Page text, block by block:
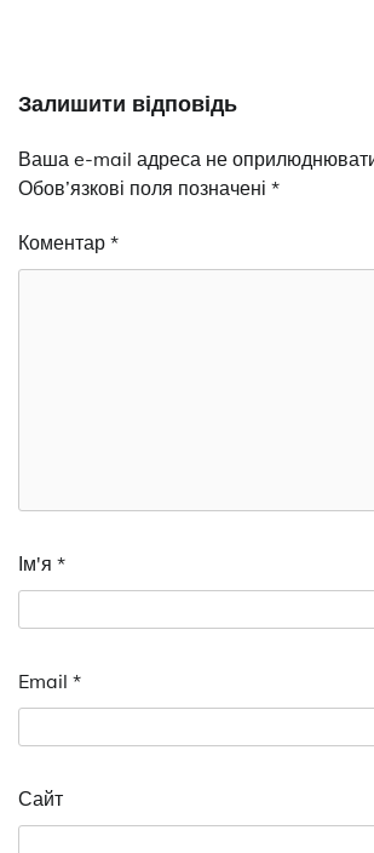
Залишити відповідь
Ваша e-mail адреса не
Обов’язкові поля позначені *
Коментар *
Ім'я *
Email *
Сайт